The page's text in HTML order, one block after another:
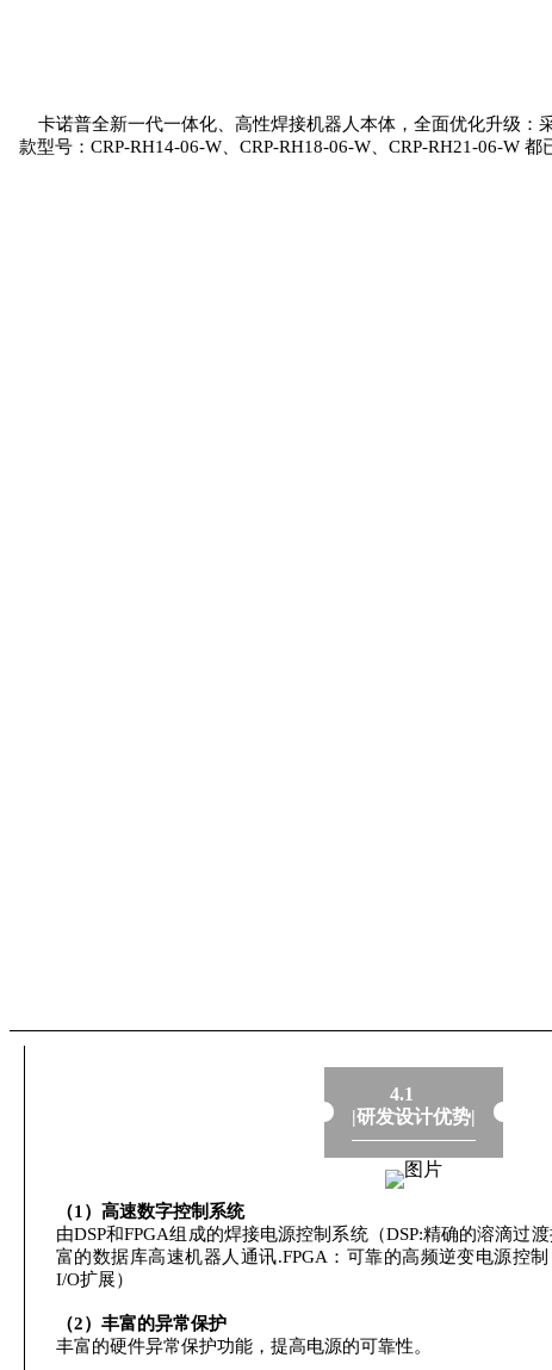
卡诺普全新一代一体化、高性焊接机器人本体，全面优化升级：
款型号：CRP-RH14-06-W、CRP-RH18-06-W、CRP-RH21-06-W 都
4.1
|研发设计优势|
（1）高速数字控制系统
由DSP和FPGA组成的焊接电源控制系统（DSP:精确的溶滴过
富的数据库高速机器人通讯.FPGA：可靠的高频逆变电源控
I/O扩展）
（2）丰富的异常保护
丰富的硬件异常保护功能，提高电源的可靠性。